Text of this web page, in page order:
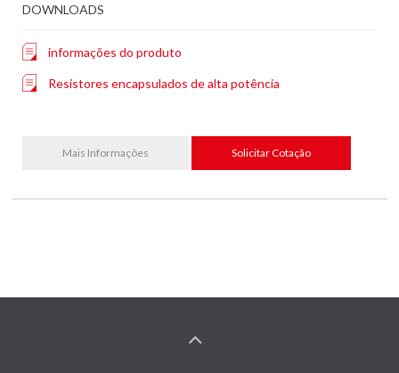
DOWNLOADS
informações do produto
Resistores encapsulados de alta potência
Mais Informações Solicitar Cotação